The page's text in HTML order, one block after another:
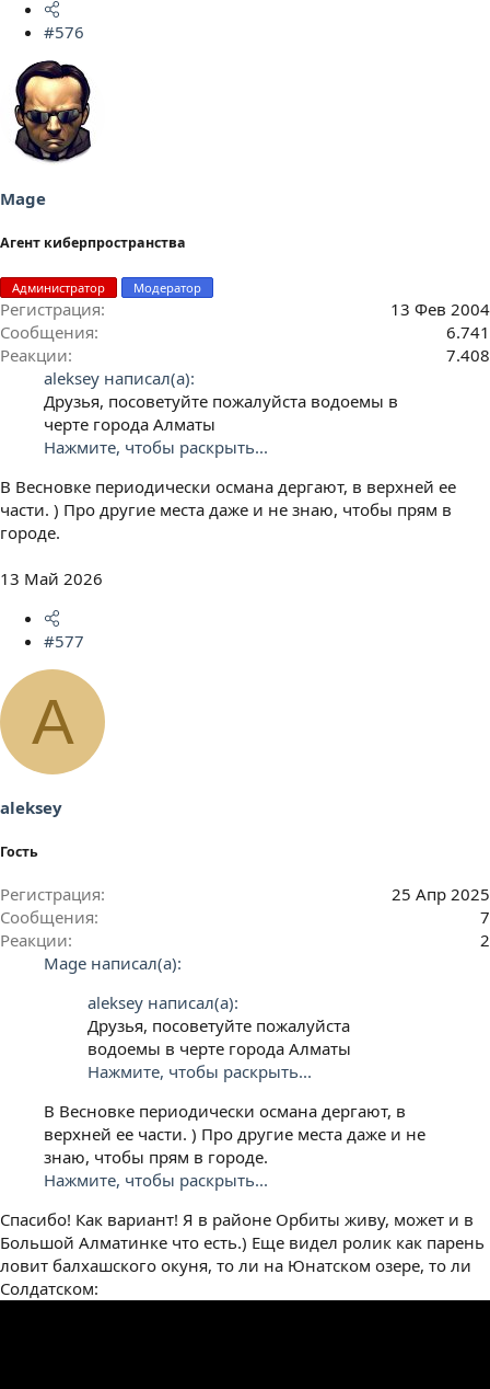
#576
Mage
Агент киберпространства
Администратор Модератор
Регистрация
13 Фев 2004
Сообщения
6.741
Реакции
7.408
aleksey написал(а):
Друзья, посоветуйте пожалуйста водоемы в
черте города Алматы
Нажмите, чтобы раскрыть...
В Весновке периодически османа дергают, в верхней ее
части. ) Про другие места даже и не знаю, чтобы прям в
городе.
13 Май 2026
#577
A
aleksey
Гость
Регистрация
25 Апр 2025
Сообщения
7
Реакции
2
Mage написал(а):
aleksey написал(а):
Друзья, посоветуйте пожалуйста
водоемы в черте города Алматы
Нажмите, чтобы раскрыть...
В Весновке периодически османа дергают, в
верхней ее части. ) Про другие места даже и не
знаю, чтобы прям в городе.
Нажмите, чтобы раскрыть...
Спасибо! Как вариант! Я в районе Орбиты живу, может и в
Большой Алматинке что есть.) Еще видел ролик как парень
ловит балхашского окуня, то ли на Юнатском озере, то ли
Солдатском: